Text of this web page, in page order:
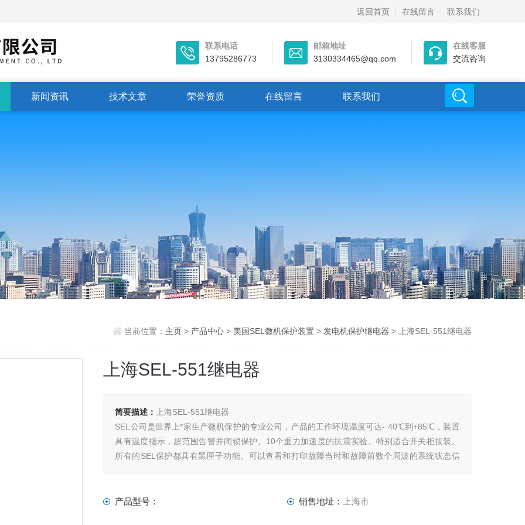
返回首页 在线留言 联系我们
联系电话
13795286773
邮箱地址
3130334465@qq.com
在线客服
交流咨询
新闻资讯 技术文章 荣誉资质 在线留言 联系我们
当前位置： 主页 > 产品中心> 美国SEL微机保护装置 > 发电机保护继电器 > 上海SEL-551继电器
上海SEL-551继电器
简要描述：
上海SEL-551继电器
SEL公司是世界上*家生产微机保护的专业公司，产品的工作环境温度可达- 40℃到+85℃，装置
具有温度指示，超范围告警并闭锁保护。10个重力加速度的抗震实验。特别适合开关柜按装。
所有的SEL保护都具有黑匣子功能。可以查看和打印故障当时和故障前数个周波的系统状态信
产品型号： 销售地址： 上海市